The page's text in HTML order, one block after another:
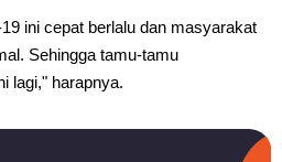
ini cepat berlalu dan masyarakat
Sehingga tamu-tamu
lagi," harapnya.